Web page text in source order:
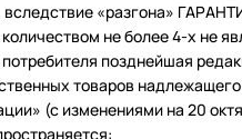
вследствие «разгона»
не более 4-х не
позднейшая
товаров
(с изменениями на 20